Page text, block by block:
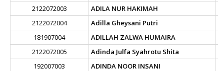
2122072003
ADILA NUR HAKIMAH
2122072004
Adilla Gheysani Putri
181907004
ADILLAH ZALWA HUMAIRA
2122072005
Adinda Julfa Syahrotu Shita
192007003
ADINDA NOOR INSANI